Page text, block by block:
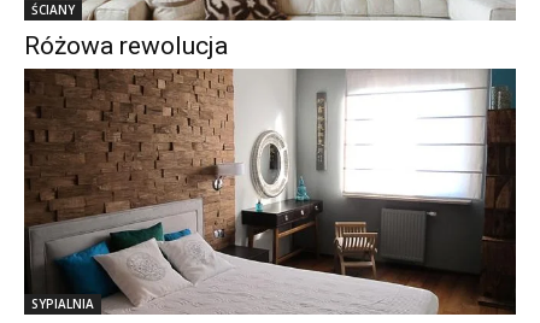
ŚCIANY
Różowa rewolucja
SYPIALNIA